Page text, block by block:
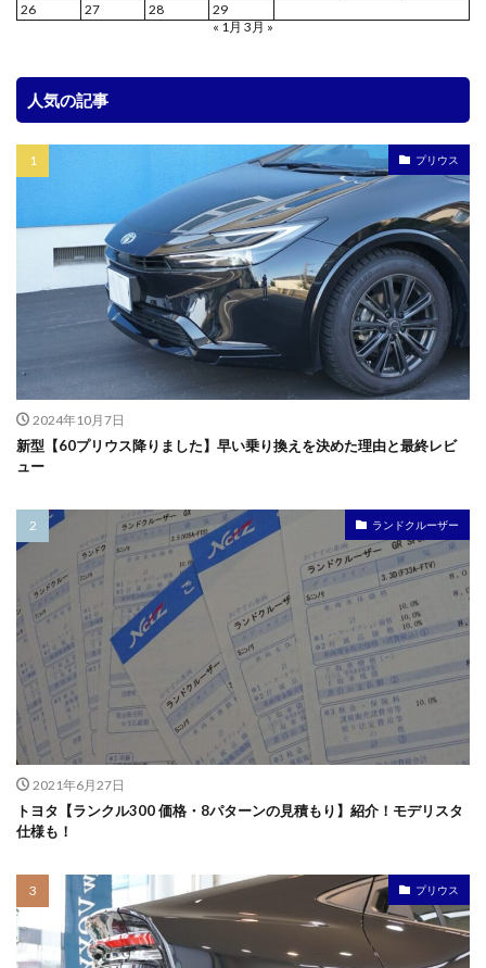
26
27 28
29
« 1月 3月 »
人気の記事
プリウス
2024年10月7日
新型【60プリウス降りました】早い乗り換えを決めた理由と最終レビ
ュー
ランドクルーザー
2021年6月27日
トヨタ【ランクル300 価格・8パターンの見積もり】紹介！モデリスタ
仕様も！
プリウス